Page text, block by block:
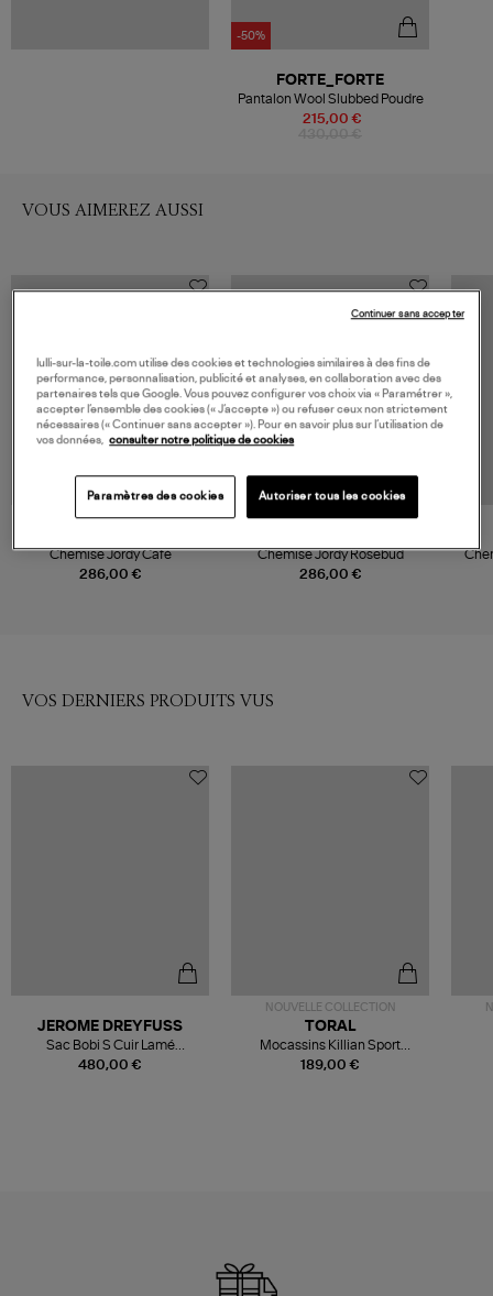
-50%
215,00 €
FORTE_FORTE
Pantalon Wool Slubbed Poudre
VOUS AIMEREZ AUSSI
286,00 €
Chemise Jordy Café
286,00 €
Chemise Jordy Rosebud
VOS DERNIERS PRODUITS VUS
480,00 €
JEROME DREYFUSS
Sac Bobi S Cuir Lamé
Champagne
NOUVELLE COLLECTION
189,00 €
TORAL
Mocassins Killian Sport
Mousse
lulli-sur-la-toile.com utilise des cookies et technologies similaires à des fins de
performance, personnalisation, publicité et analyses, en collaboration avec des
partenaires tels que Google. Vous pouvez configurer vos choix via « Paramétrer »,
accepter l’ensemble des cookies (« J’accepte ») ou refuser ceux non strictement
nécessaires (« Continuer sans accepter »). Pour en savoir plus sur l’utilisation de
vos données, consulter notre politique de cookies
Paramètres des cookies Autoriser tous les cookies
Continuer sans accepter